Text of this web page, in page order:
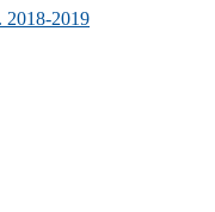
2018-2019